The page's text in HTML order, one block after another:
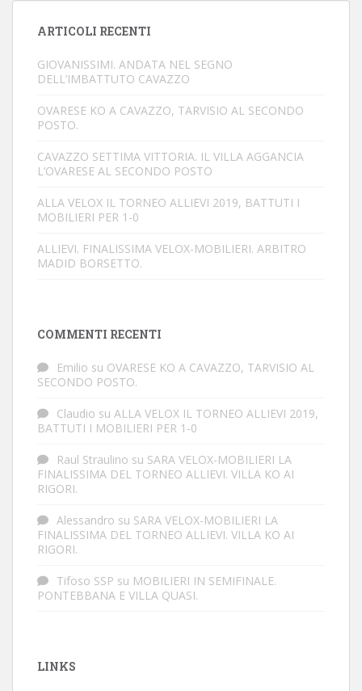
ARTICOLI RECENTI
GIOVANISSIMI. ANDATA NEL SEGNO
DELL’IMBATTUTO CAVAZZO
OVARESE KO A CAVAZZO, TARVISIO AL SECONDO
POSTO.
CAVAZZO SETTIMA VITTORIA. IL VILLA AGGANCIA
L’OVARESE AL SECONDO POSTO
ALLA VELOX IL TORNEO ALLIEVI 2019, BATTUTI I
MOBILIERI PER 1-0
ALLIEVI. FINALISSIMA VELOX-MOBILIERI. ARBITRO
MADID BORSETTO.
COMMENTI RECENTI
Emilio su OVARESE KO A CAVAZZO, TARVISIO AL
SECONDO POSTO.
Claudio su ALLA VELOX IL TORNEO ALLIEVI 2019,
BATTUTI I MOBILIERI PER 1-0
Raul Straulino su SARA VELOX-MOBILIERI LA
FINALISSIMA DEL TORNEO ALLIEVI. VILLA KO AI
RIGORI.
Alessandro su SARA VELOX-MOBILIERI LA
FINALISSIMA DEL TORNEO ALLIEVI. VILLA KO AI
RIGORI.
Tifoso SSP su MOBILIERI IN SEMIFINALE.
PONTEBBANA E VILLA QUASI.
LINKS